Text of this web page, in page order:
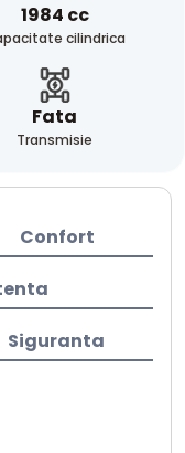
1984 cc
cilindrica
Fata
Transmisie
Confort
Siguranta